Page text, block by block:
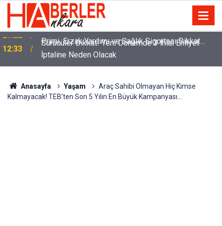
12:33
Sürücüler Dikkat! Yeni Dönemde 3 İhlal Ehliyet
İptaline Neden Olacak
Anasayfa Yaşam
Araç Sahibi Olmayan Hiç Kimse
Kalmayacak! TEB’ten Son 5 Yılın En Büyük Kampanyası…